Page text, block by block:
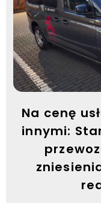
Na cenę
innymi: